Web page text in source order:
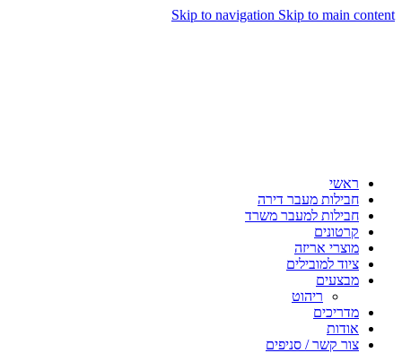
Skip to navigation Skip to main content
ראשי
חבילות מעבר דירה
חבילות למעבר משרד
קרטונים
מוצרי אריזה
ציוד למובילים
מבצעים
ריהוט
מדריכים
אודות
צור קשר / סניפים